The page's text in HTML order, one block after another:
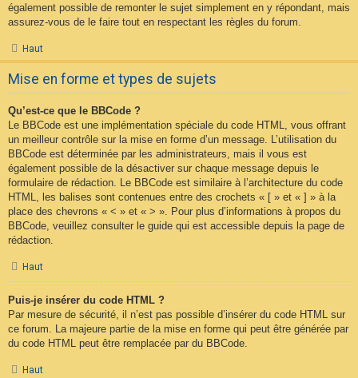
également possible de remonter le sujet simplement en y répondant, mais
assurez-vous de le faire tout en respectant les règles du forum.
Haut
Mise en forme et types de sujets
Qu’est-ce que le BBCode ?
Le BBCode est une implémentation spéciale du code HTML, vous offrant
un meilleur contrôle sur la mise en forme d’un message. L’utilisation du
BBCode est déterminée par les administrateurs, mais il vous est
également possible de la désactiver sur chaque message depuis le
formulaire de rédaction. Le BBCode est similaire à l’architecture du code
HTML, les balises sont contenues entre des crochets « [ » et « ] » à la
place des chevrons « < » et « > ». Pour plus d’informations à propos du
BBCode, veuillez consulter le guide qui est accessible depuis la page de
rédaction.
Haut
Puis-je insérer du code HTML ?
Par mesure de sécurité, il n’est pas possible d’insérer du code HTML sur
ce forum. La majeure partie de la mise en forme qui peut être générée par
du code HTML peut être remplacée par du BBCode.
Haut